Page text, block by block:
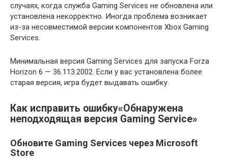
случаях, когда служба Gaming Services не обновлена или
установлена некорректно. Иногда проблема возникает
из-за несовместимой версии компонентов Xbox Gaming
Services.
Минимальная версия Gaming Services для запуска Forza
Horizon 6 — 36.113.2002. Если у вас установлена более
старая версия, игра будет выдавать ошибку.
Как исправить ошибку«Обнаружена
неподходящая версия Gaming Service»
Обновите Gaming Services через Microsoft
Store